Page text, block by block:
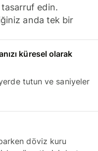
tasarruf edin.
anda tek bir
küresel olarak
tutun ve saniyeler
döviz kuru